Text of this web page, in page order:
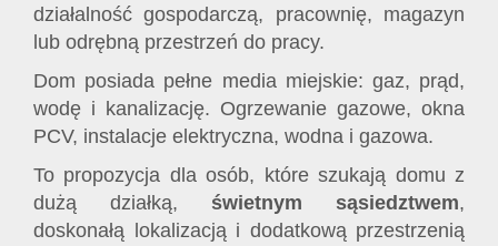
działalność gospodarczą, pracownię, magazyn
lub odrębną przestrzeń do pracy.
Dom posiada pełne media miejskie: gaz, prąd,
wodę i kanalizację. Ogrzewanie gazowe, okna
PCV, instalacje elektryczna, wodna i gazowa.
To propozycja dla osób, które szukają domu z
dużą działką, świetnym sąsiedztwem,
doskonałą lokalizacją i dodatkową przestrzenią